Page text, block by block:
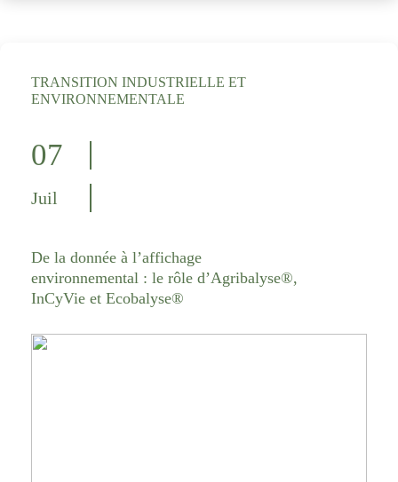
TRANSITION INDUSTRIELLE ET
ENVIRONNEMENTALE
07
Juil
De la donnée à l’affichage
environnemental : le rôle d’Agribalyse®,
InCyVie et Ecobalyse®